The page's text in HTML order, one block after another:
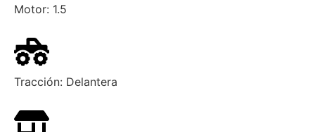
Motor: 1.5
Tracción: Delantera